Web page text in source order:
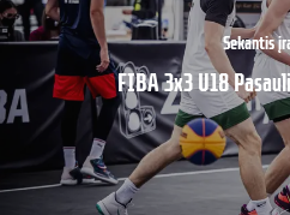
Sekantis
FIBA 3x3 U18